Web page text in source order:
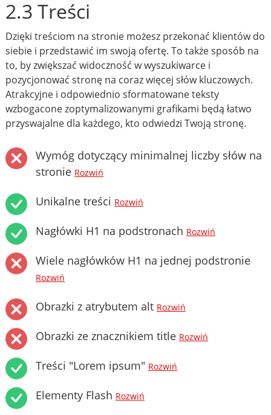
2.3 Treści
Dzięki treściom na stronie możesz przekonać klientów do
siebie i przedstawić im swoją ofertę. To także sposób na
to, by zwiększać widoczność w wyszukiwarce i
pozycjonować stronę na coraz więcej słów kluczowych.
Atrakcyjne i odpowiednio sformatowane teksty
wzbogacone zoptymalizowanymi grafikami będą łatwo
przyswajalne dla każdego, kto odwiedzi Twoją stronę.
Wymóg dotyczący minimalnej liczby słów na
stronie Rozwiń
Unikalne treści Rozwiń
Nagłówki H1 na podstronach Rozwiń
Wiele nagłówków H1 na jednej podstronie
Rozwiń
Obrazki z atrybutem alt Rozwiń
Obrazki ze znacznikiem title Rozwiń
Treści "Lorem ipsum" Rozwiń
Elementy Flash Rozwiń